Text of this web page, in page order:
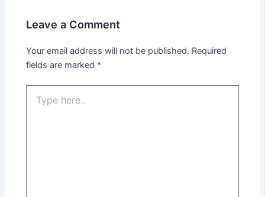
Leave a Comment
Your email address will not be published. Required
fields are marked *
here..